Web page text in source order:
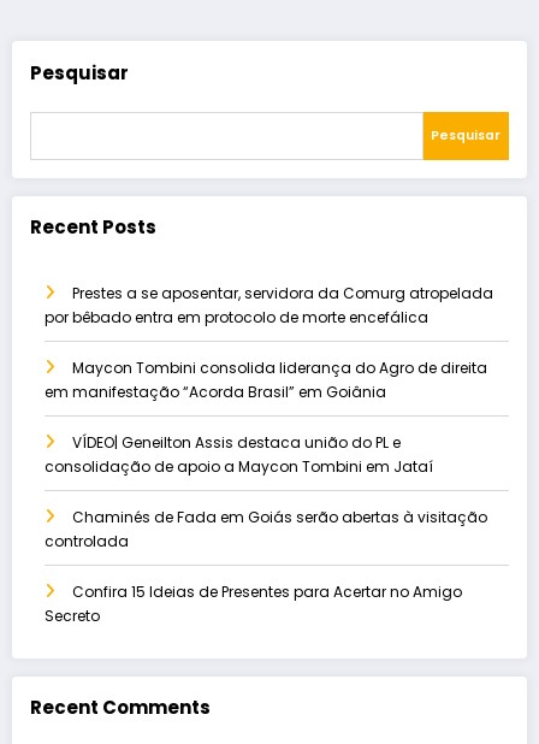
Pesquisar
Pesquisar
Recent Posts
Prestes a se aposentar, servidora da Comurg atropelada
por bêbado entra em protocolo de morte encefálica
Maycon Tombini consolida liderança do Agro de direita
em manifestação “Acorda Brasil” em Goiânia
VÍDEO| Geneilton Assis destaca união do PL e
consolidação de apoio a Maycon Tombini em Jataí
Chaminés de Fada em Goiás serão abertas à visitação
controlada
Confira 15 Ideias de Presentes para Acertar no Amigo
Secreto
Recent Comments